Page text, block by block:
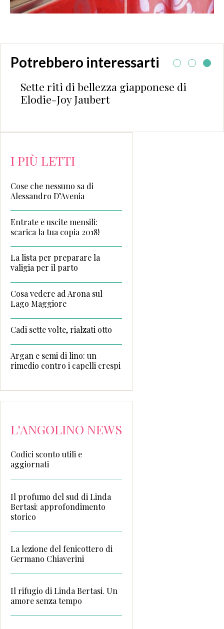
Potrebbero interessarti
Sette riti di bellezza giapponese di
Elodie-Joy Jaubert
I PIÙ LETTI
Cose che nessuno sa di
Alessandro D’Avenia
Entrate e uscite mensili:
scarica la tua copia 2018!
La lista per preparare la
valigia per il parto
Cosa vedere ad Arona sul
Lago Maggiore
Cadi sette volte, rialzati otto
Argan e semi di lino: un
rimedio contro i capelli crespi
L'ANGOLINO NEWS
Codici sconto utili e
aggiornati
Il profumo del sud di Linda
Bertasi: approfondimento
storico
La lezione del fenicottero di
Germano Chiaverini
Il rifugio di Linda Bertasi. Un
amore senza tempo